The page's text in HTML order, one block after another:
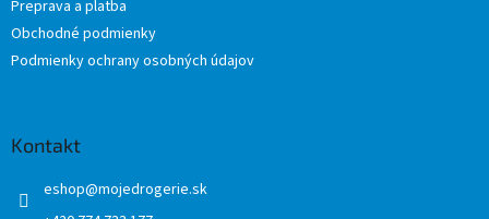
Preprava a platba
Obchodné podmienky
Podmienky ochrany osobných údajov
Kontakt
eshop@mojedrogerie.sk